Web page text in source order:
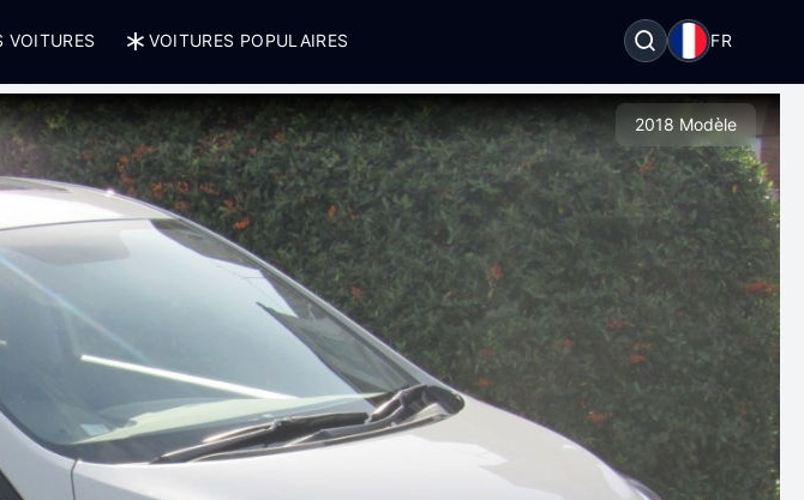
VOITURES VOITURES POPULAIRES FR
2018 Modèle